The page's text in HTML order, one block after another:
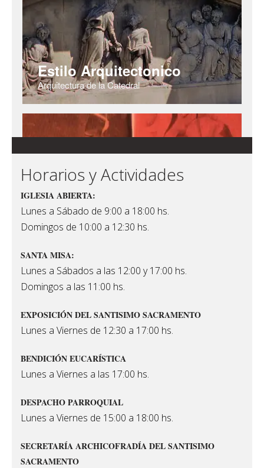
Horarios y Actividades
IGLESIA ABIERTA:
Lunes a Sábado de 9:00 a 18:00 hs.
Domingos de 10:00 a 12:30 hs.
SANTA MISA:
Lunes a Sábados a las 12:00 y 17:00 hs.
Domingos a las 11:00 hs.
EXPOSICIÓN DEL SANTISIMO SACRAMENTO
Lunes a Viernes de 12:30 a 17:00 hs.
BENDICIÓN EUCARÍSTICA
Lunes a Viernes a las 17:00 hs.
DESPACHO PARROQUIAL
Lunes a Viernes de 15:00 a 18:00 hs.
SECRETARÍA ARCHICOFRADÍA DEL SANTISIMO
SACRAMENTO